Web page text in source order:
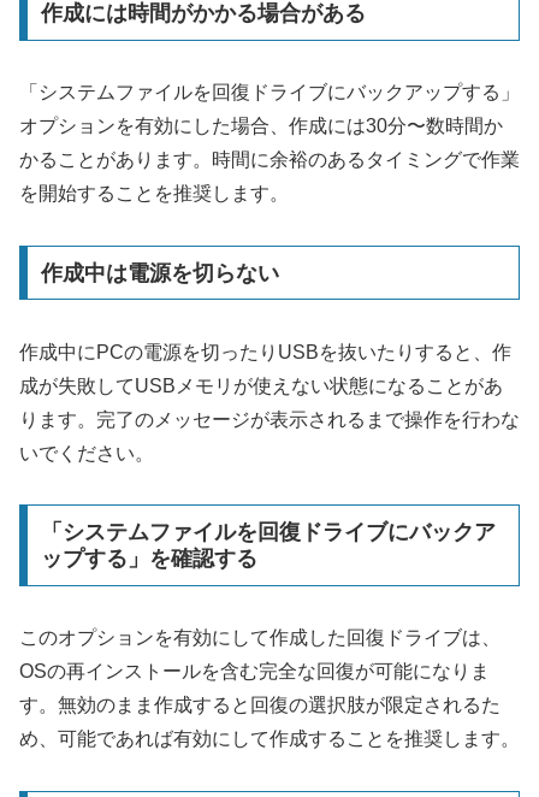
作成には時間がかかる場合がある
「システムファイルを回復ドライブにバックアップする」
オプションを有効にした場合、作成には30分〜数時間か
かることがあります。時間に余裕のあるタイミングで作業
を開始することを推奨します。
作成中は電源を切らない
作成中にPCの電源を切ったりUSBを抜いたりすると、作
成が失敗してUSBメモリが使えない状態になることがあ
ります。完了のメッセージが表示されるまで操作を行わな
いでください。
「システムファイルを回復ドライブにバックア
ップする」を確認する
このオプションを有効にして作成した回復ドライブは、
OSの再インストールを含む完全な回復が可能になりま
す。無効のまま作成すると回復の選択肢が限定されるた
め、可能であれば有効にして作成することを推奨します。